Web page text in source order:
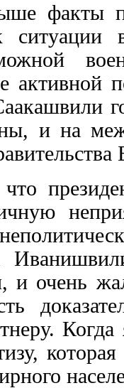
факты
активной
и на
и очень